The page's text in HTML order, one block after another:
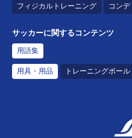
フィジカルトレーニング コン
サッカーに関するコンテンツ
用語集
用具・用品 トレーニングボール